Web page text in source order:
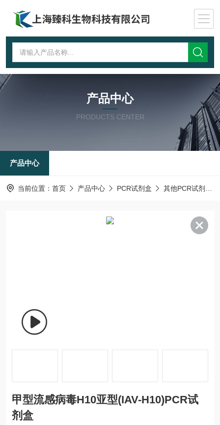
产品中心
PRODUCTS CENTER
产品中心
当前位置： 首页 产品中心 PCR试剂盒 其他PCR试剂盒
甲型流感病毒H10亚型(IAV-H10)PCR试
剂盒